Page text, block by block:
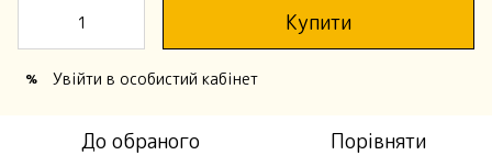
Купити
% Увійти в особистий кабінет
До обраного Порівняти